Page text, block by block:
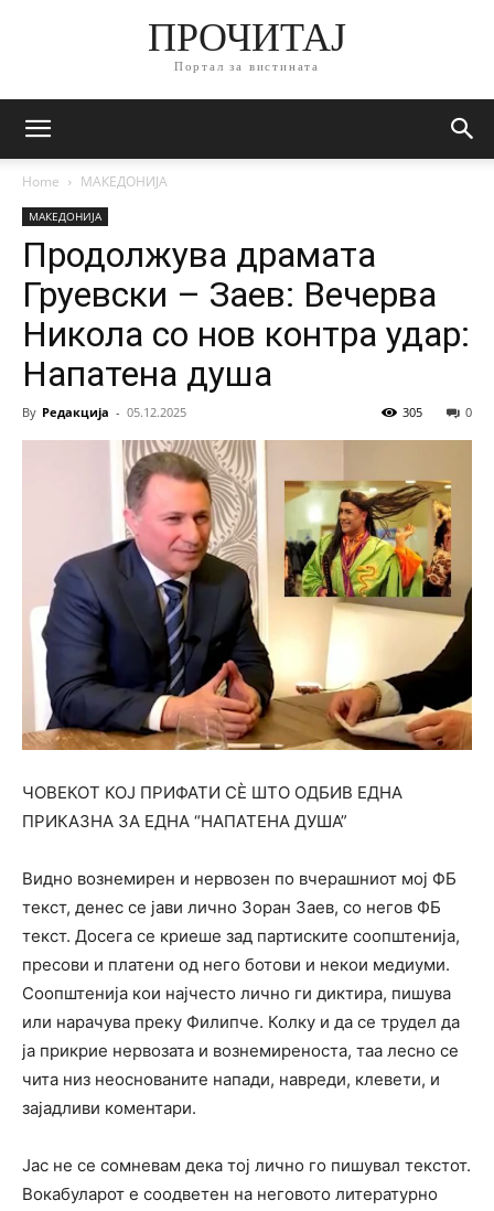
ПРОЧИТАЈ
Портал за вистината
Home МАКЕДОНИЈА
МАКЕДОНИЈА
Продолжува драмата
Груевски – Заев: Вечерва
Никола со нов контра удар:
Напатена душа
By Редакција - 05.12.2025 0
305
ЧОВЕКОТ КОЈ ПРИФАТИ СЀ ШТО ОДБИВ ЕДНА
ПРИКАЗНА ЗА ЕДНА “НАПАТЕНА ДУША”
Видно вознемирен и нервозен по вчерашниот мој ФБ
текст, денес се јави лично Зоран Заев, со негов ФБ
текст. Досега се криеше зад партиските соопштенија,
пресови и платени од него ботови и некои медиуми.
Соопштенија кои најчесто лично ги диктира, пишува
или нарачува преку Филипче. Колку и да се трудел да
ја прикрие нервозата и вознемиреноста, таа лесно се
чита низ неоснованите напади, навреди, клевети, и
зајадливи коментари.
Јас не се сомневам дека тој лично го пишувал текстот.
Вокабуларот е соодветен на неговото литературно